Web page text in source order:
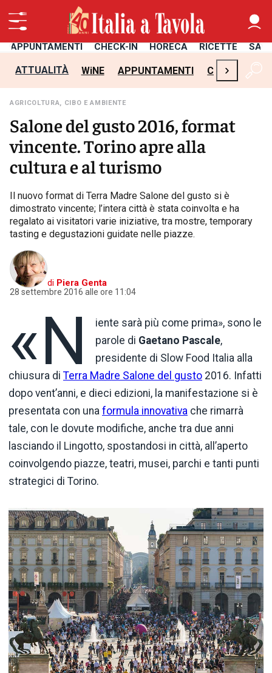
APPUNTAMENTI CHECK-IN HORECA RICETTE
ATTUALITÀ WiNE APPUNTAMENTI CHECK-IN
›
AGRICOLTURA, CIBO E AMBIENTE
Salone del gusto 2016, format
vincente. Torino apre alla
cultura e al turismo
Il nuovo format di Terra Madre Salone del gusto si è
dimostrato vincente; l’intera città è stata coinvolta e ha
regalato ai visitatori varie iniziative, tra mostre, temporary
tasting e degustazioni guidate nelle piazze.
di Piera Genta
28 settembre 2016 alle ore 11:04
«N
iente sarà più come prima», sono le
parole di Gaetano Pascale,
presidente di Slow Food Italia alla
chiusura di Terra Madre Salone del gusto 2016. Infatti
dopo vent’anni, e dieci edizioni, la manifestazione si è
presentata con una formula innovativa che rimarrà
tale, con le dovute modifiche, anche tra due anni
lasciando il Lingotto, spostandosi in città, all’aperto
coinvolgendo piazze, teatri, musei, parchi e tanti punti
strategici di Torino.